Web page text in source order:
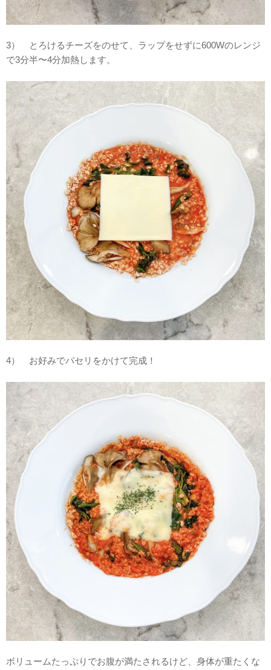
3） とろけるチーズをのせて、ラップをせずに600Wのレンジ
で3分半〜4分加熱します。
4） お好みでパセリをかけて完成！
ボリュームたっぷりでお腹が満たされるけど、身体が重たくな